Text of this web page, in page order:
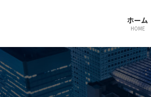
ホーム
HOME